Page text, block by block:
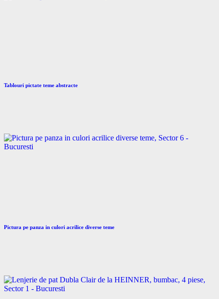
Tablouri pictate teme abstracte
Pictura pe panza in culori acrilice diverse teme